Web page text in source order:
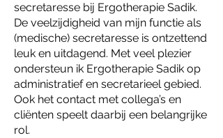
secretaresse bij Ergotherapie Sadik.
De veelzijdigheid van mijn functie als
(medische) secretaresse is ontzettend
leuk en uitdagend. Met veel plezier
ondersteun ik Ergotherapie Sadik op
administratief en secretarieel gebied.
Ook het contact met collega’s en
cliënten speelt daarbij een belangrijke
rol.